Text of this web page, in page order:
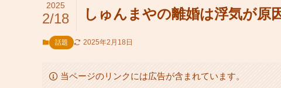
しゅんまやの離婚は浮気が原
2025
2/18
話題 2025年2月18日
当ページのリンクには広告が含まれています。